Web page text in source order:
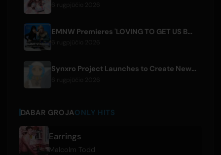
EMNW Premieres 'LOVING TO GET US BY' Music Video on August 7
Synxro Project Launches to Create New IP from Fictional Anime Openings
DABAR GROJAONLY HITS
Earrings
Malcolm Todd